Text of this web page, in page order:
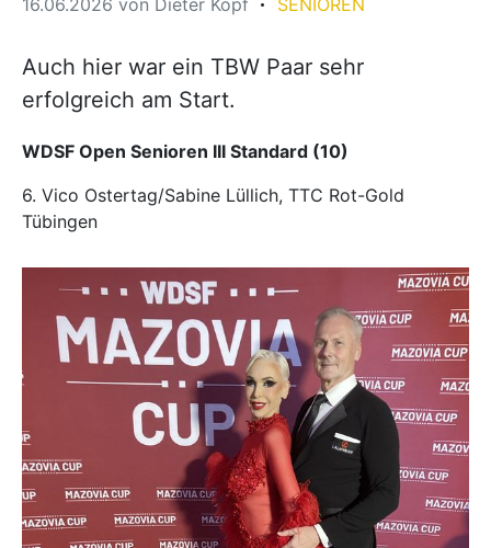
Auch hier war ein TBW Paar sehr
erfolgreich am Start.
WDSF Open Senioren III Standard (10)
6. Vico Ostertag/Sabine Lüllich, TTC Rot-Gold
Tübingen